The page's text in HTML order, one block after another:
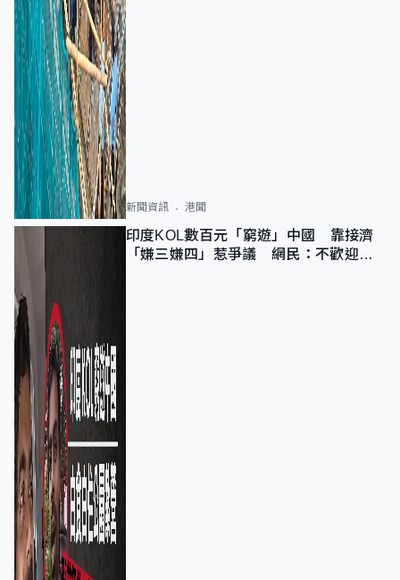
新聞資訊 港聞
印度KOL數百元「窮遊」中國 靠接濟
「嫌三嫌四」惹爭議 網民：不歡迎劣